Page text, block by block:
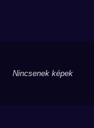
Nincsenek képek